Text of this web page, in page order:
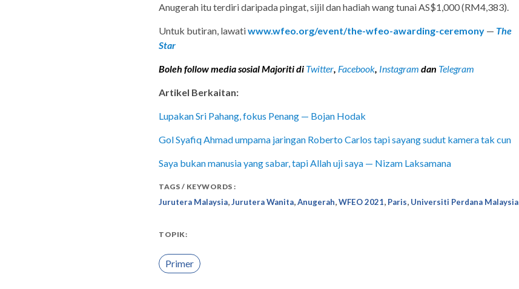
Anugerah itu terdiri daripada pingat, sijil dan hadiah wang tunai AS$1,000 (RM4,383).
Untuk butiran, lawatiwww.wfeo.org/event/the-wfeo-awarding-ceremony — The
Star
Boleh follow media sosial Majoriti di Twitter, Facebook, Instagram dan Telegram
Artikel Berkaitan:
Lupakan Sri Pahang, fokus Penang — Bojan Hodak
Gol Syafiq Ahmad umpama jaringan Roberto Carlos tapi sayang sudut kamera tak cun
Saya bukan manusia yang sabar, tapi Allah uji saya — Nizam Laksamana
TAGS / KEYWORDS :
Jurutera Malaysia Jurutera Wanita Anugerah WFEO 2021 Paris Universiti Perdana Malaysia
TOPIK:
Primer